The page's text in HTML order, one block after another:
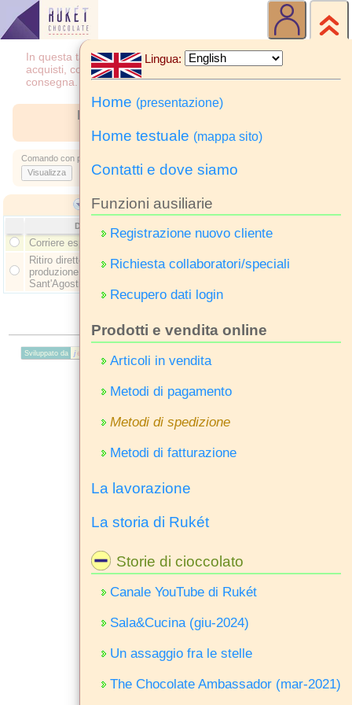
Lingua:
Home (presentazione)
Home testuale (mappa sito)
Contatti e dove siamo
Funzioni ausiliarie
Registrazione nuovo cliente
Richiesta collaboratori/speciali
Recupero dati login
Prodotti e vendita online
Articoli in vendita
Metodi di pagamento
Metodi di spedizione
Metodi di fatturazione
La lavorazione
La storia di Rukét
Storie di cioccolato
Canale YouTube di Rukét
Sala&Cucina (giu-2024)
Un assaggio fra le stelle
The Chocolate Ambassador (mar-2021)
In questa tabella sono elencati i metodi di spedizione degli
acquisti, con le relative informazioni sui costi e tempi di
consegna.
Metodi di spedizione degli acquisti
(Tabella di 2 righe, tutte visualizzate.)
Comando con preselezione di una riga della tabella:
Visualizza
Mostra - Spiegazioni uso tabella:
Descrizione
Corriere espresso: ...
Ritiro diretto presso:
produzione e vendita a
Sant'Agostino (Ferrara)
No
Sviluppato da je